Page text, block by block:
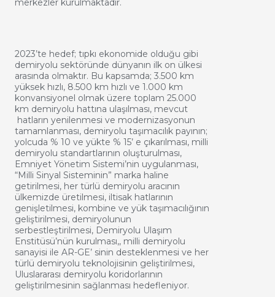
merkezler kurulmaktadır.
2023’te hedef; tıpkı ekonomide olduğu gibi
demiryolu sektöründe dünyanın ilk on ülkesi
arasında olmaktır. Bu kapsamda; 3.500 km
yüksek hızlı, 8.500 km hızlı ve 1.000 km
konvansiyonel olmak üzere toplam 25.000
km demiryolu hattına ulaşılması, mevcut
hatların yenilenmesi ve modernizasyonun
tamamlanması, demiryolu taşımacılık payının;
yolcuda % 10 ve yükte % 15’ e çıkarılması, milli
demiryolu standartlarının oluşturulması,
Emniyet Yönetim Sistemi’nin uygulanması,
“Milli Sinyal Sisteminin” marka haline
getirilmesi, her türlü demiryolu aracının
ülkemizde üretilmesi, iltisak hatlarının
genişletilmesi, kombine ve yük taşımacılığının
geliştirilmesi, demiryolunun
serbestleştirilmesi, Demiryolu Ulaşım
Enstitüsü’nün kurulması,, milli demiryolu
sanayisi ile AR-GE’ sinin desteklenmesi ve her
türlü demiryolu teknolojisinin geliştirilmesi,
Uluslararası demiryolu koridorlarının
geliştirilmesinin sağlanması hedefleniyor.